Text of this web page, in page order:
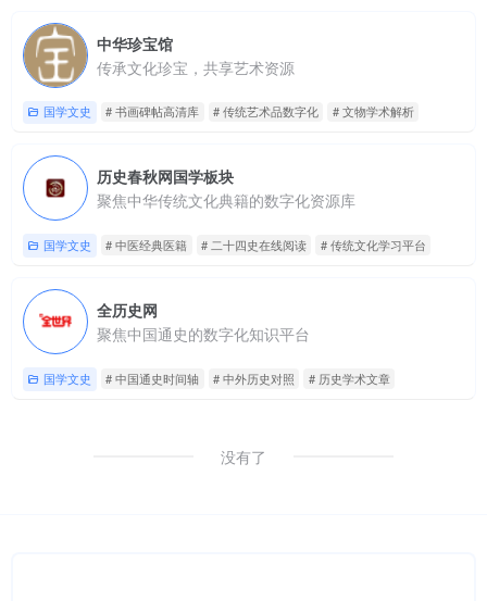
中华珍宝馆
传承文化珍宝，共享艺术资源
国学文史 # 书画碑帖高清库 # 传统艺术品数字化 # 文物学术解析
历史春秋网国学板块
聚焦中华传统文化典籍的数字化资源库
国学文史 # 中医经典医籍 # 二十四史在线阅读 # 传统文化学习平台
全历史网
聚焦中国通史的数字化知识平台
国学文史 # 中国通史时间轴 # 中外历史对照 # 历史学术文章
没有了